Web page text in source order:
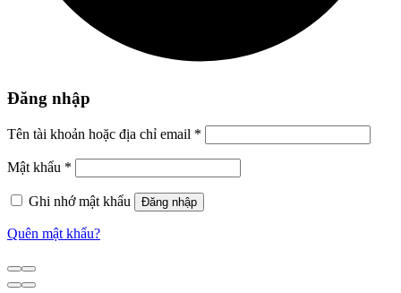
Đăng nhập
Tên tài khoản hoặc địa chỉ email *
Mật khẩu *
Ghi nhớ mật khẩu Đăng nhập
Quên mật khẩu?